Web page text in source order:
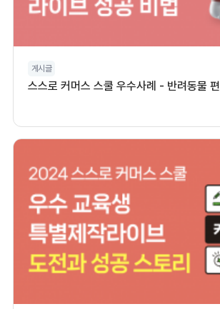
게시글
스스로 커머스 스쿨 우수사례 - 반려동물 편